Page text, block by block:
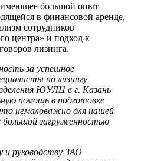
большой опыт
в финансовой аренде,
сотрудников
центра» и подход к
лизинга.
за успешное
по лизингу
ЮУЛЦ в г. Казань
помощь в подготовке
немаловажно для нашей
большой загруженностью
и руководству ЗАО